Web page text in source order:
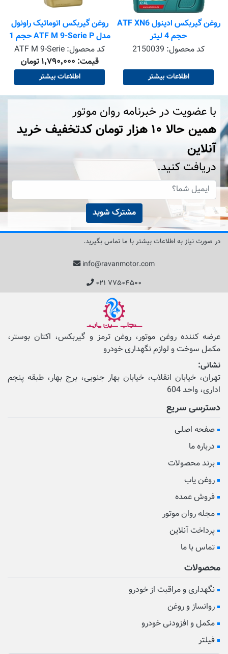
روغن گیربکس ادینول ATF XN6
حجم 4 لیتر
کد محصول: 2150039
اطلاعات بیشتر
روغن گیربکس اتوماتیک راونول
مدل ATF M 9-Serie P حجم 1
لیتر کد محصول: ATF M 9-Serie
قیمت: ۱٬۷۹۰٬۰۰۰ تومان
اطلاعات بیشتر
با عضویت در خبرنامه روان موتور
همین حالا ۱۰ هزار تومان کد‌تخفیف خرید
آنلاین
دریافت کنید.
مشترک شوید
در صورت نیاز به اطلاعات بیشتر با ما تماس بگیرید.
info@ravanmotor.com
۰۲۱ ۷۷۵۰۴۵۰۰
عرضه کننده روغن موتور، روغن ترمز و گیربکس، اکتان بوستر،
مکمل‌ سوخت و لوازم نگهداری خودرو
نشانی:
تهران، خیابان انقلاب، خیابان بهار جنوبی، برج بهار، طبقه پنجم
اداری، واحد 604
دسترسی سریع
صفحه اصلی
درباره ما
برند محصولات
روغن یاب
فروش عمده
مجله روان موتور
پرداخت آنلاین
تماس با ما
محصولات
نگهداری و مراقبت از خودرو
روانساز و روغن
مکمل و افزودنی خودرو
فیلتر